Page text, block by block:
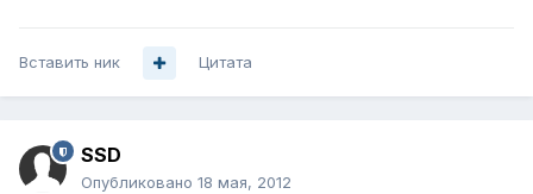
Вставить ник Цитата
SSD
Опубликовано 18 мая, 2012